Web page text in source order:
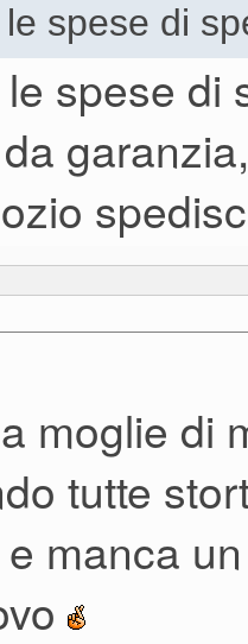
spese di
spese di
moglie di
tutte
manca